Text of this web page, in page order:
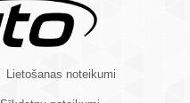
Lietošanas noteikumi